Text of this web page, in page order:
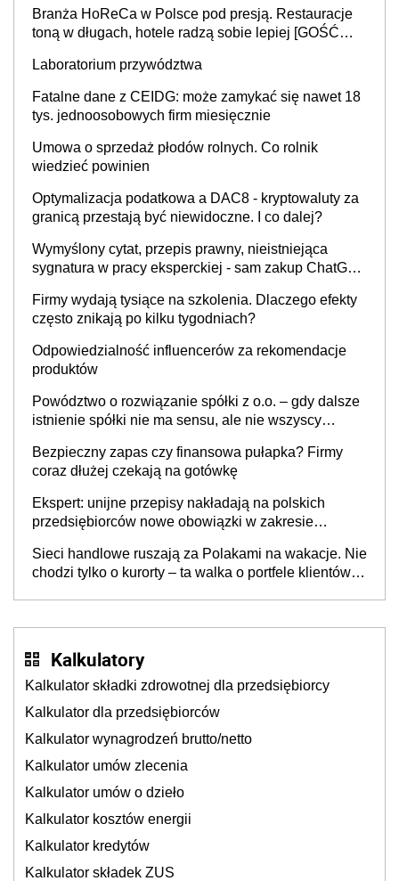
Branża HoReCa w Polsce pod presją. Restauracje
toną w długach, hotele radzą sobie lepiej [GOŚĆ
Laboratorium przywództwa
Fatalne dane z CEIDG: może zamykać się nawet 18
tys. jednoosobowych firm miesięcznie
Umowa o sprzedaż płodów rolnych. Co rolnik
wiedzieć powinien
Optymalizacja podatkowa a DAC8 - kryptowaluty za
granicą przestają być niewidoczne. I co dalej?
Wymyślony cytat, przepis prawny, nieistniejąca
sygnatura w pracy eksperckiej - sam zakup ChatGPT
Firmy wydają tysiące na szkolenia. Dlaczego efekty
często znikają po kilku tygodniach?
Odpowiedzialność influencerów za rekomendacje
produktów
Powództwo o rozwiązanie spółki z o.o. – gdy dalsze
istnienie spółki nie ma sensu, ale nie wszyscy
Bezpieczny zapas czy finansowa pułapka? Firmy
coraz dłużej czekają na gotówkę
Ekspert: unijne przepisy nakładają na polskich
przedsiębiorców nowe obowiązki w zakresie
Sieci handlowe ruszają za Polakami na wakacje. Nie
chodzi tylko o kurorty – ta walka o portfele klientów
Kalkulatory
Kalkulator składki zdrowotnej dla przedsiębiorcy
Kalkulator dla przedsiębiorców
Kalkulator wynagrodzeń brutto/netto
Kalkulator umów zlecenia
Kalkulator umów o dzieło
Kalkulator kosztów energii
Kalkulator kredytów
Kalkulator składek ZUS